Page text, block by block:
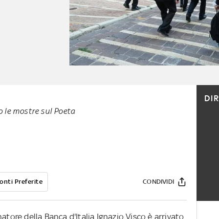
le mostre sul Poeta
Preferite CONDIVIDI
della Banca d'Italia Ignazio Visco è arrivato